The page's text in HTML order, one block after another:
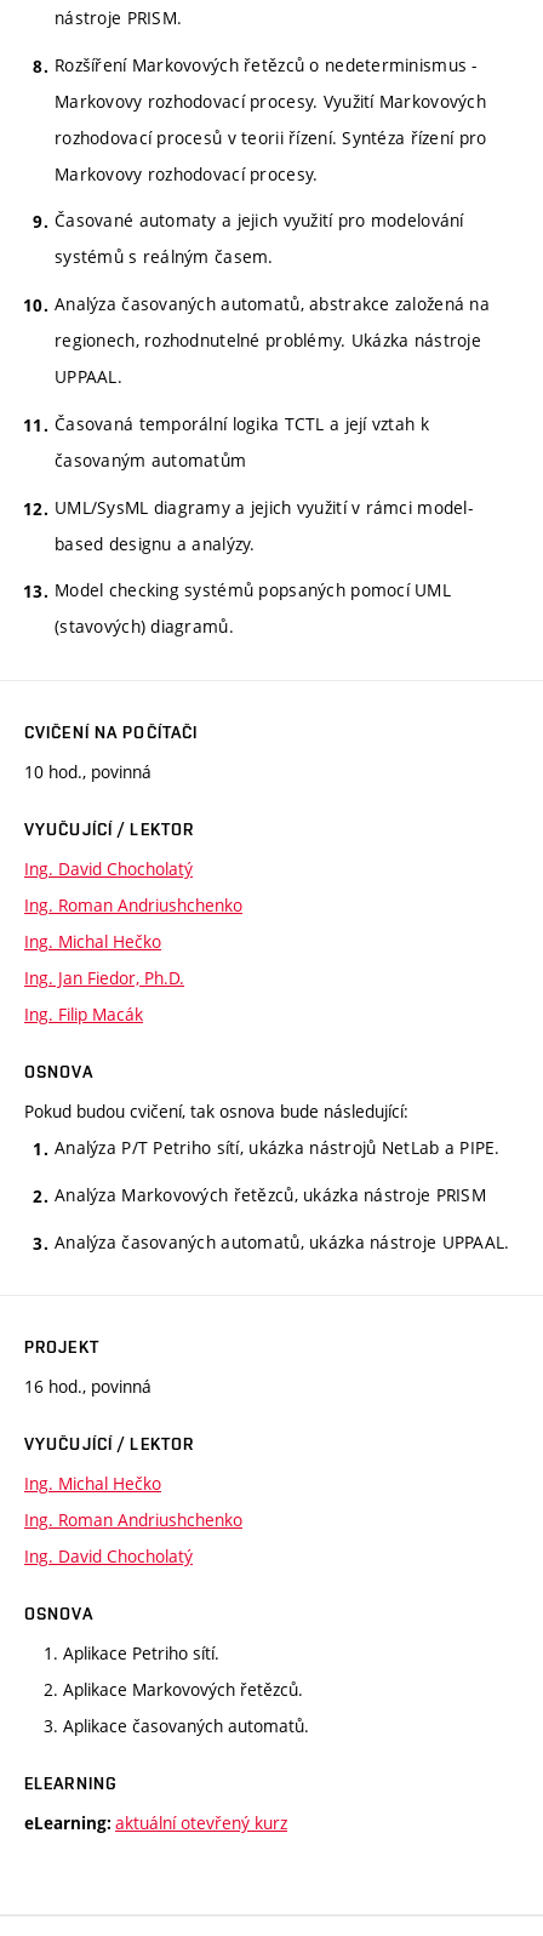
nástroje PRISM.
Rozšíření Markovových řetězců o nedeterminismus -
Markovovy rozhodovací procesy. Využití Markovových
rozhodovací procesů v teorii řízení. Syntéza řízení pro
Markovovy rozhodovací procesy.
Časované automaty a jejich využití pro modelování
systémů s reálným časem.
Analýza časovaných automatů, abstrakce založená na
regionech, rozhodnutelné problémy. Ukázka nástroje
UPPAAL.
Časovaná temporální logika TCTL a její vztah k
časovaným automatům
UML/SysML diagramy a jejich využití v rámci model-
based designu a analýzy.
Model checking systémů popsaných pomocí UML
(stavových) diagramů.
CVIČENÍ NA POČÍTAČI
10 hod., povinná
VYUČUJÍCÍ / LEKTOR
Ing. David Chocholatý
Ing. Roman Andriushchenko
Ing. Michal Hečko
Ing. Jan Fiedor, Ph.D.
Ing. Filip Macák
OSNOVA
Pokud budou cvičení, tak osnova bude následující:
Analýza P/T Petriho sítí, ukázka nástrojů NetLab a PIPE.
Analýza Markovových řetězců, ukázka nástroje PRISM
Analýza časovaných automatů, ukázka nástroje UPPAAL.
PROJEKT
16 hod., povinná
VYUČUJÍCÍ / LEKTOR
Ing. Michal Hečko
Ing. Roman Andriushchenko
Ing. David Chocholatý
OSNOVA
1. Aplikace Petriho sítí.
2. Aplikace Markovových řetězců.
3. Aplikace časovaných automatů.
ELEARNING
eLearning: aktuální otevřený kurz